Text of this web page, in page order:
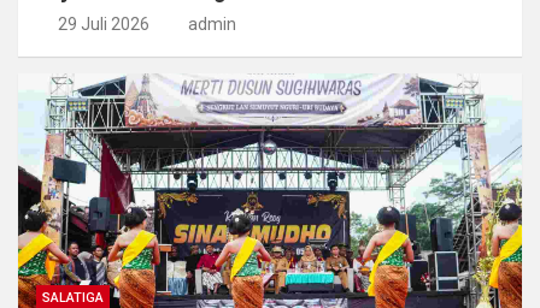
29 Juli 2026 admin
SALATIGA